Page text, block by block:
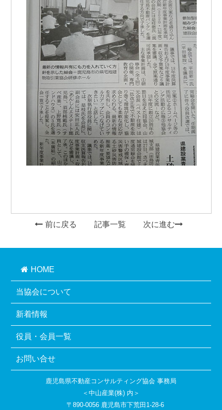
前に戻る 記事一覧 次に進む
HOME
当協会について
新着情報
役員・会員一覧
お問い合せ
鹿児島県不動産コンサルティング協会 事務局
＜中山産業(株) 内＞
〒890-0056 鹿児島市下荒田1-28-6